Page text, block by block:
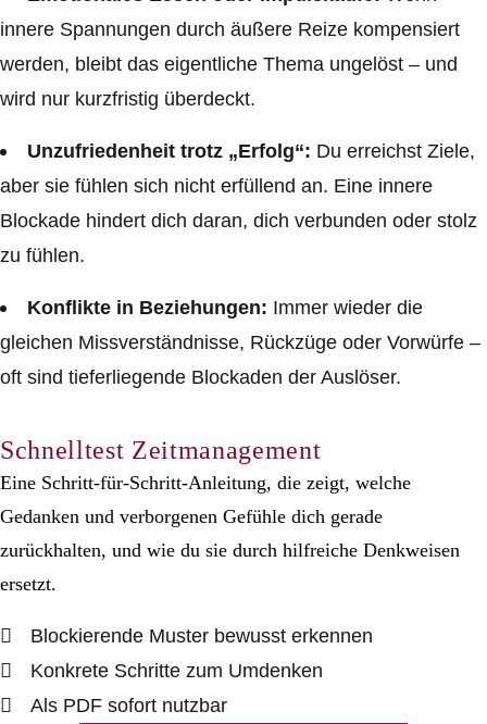
innere Spannungen durch äußere Reize kompensiert
werden, bleibt das eigentliche Thema ungelöst – und
wird nur kurzfristig überdeckt.
Unzufriedenheit trotz „Erfolg“: Du erreichst Ziele,
aber sie fühlen sich nicht erfüllend an. Eine innere
Blockade hindert dich daran, dich verbunden oder stolz
zu fühlen.
Konflikte in Beziehungen: Immer wieder die
gleichen Missverständnisse, Rückzüge oder Vorwürfe –
oft sind tieferliegende Blockaden der Auslöser.
Schnelltest Zeitmanagement
Eine Schritt-für-Schritt-Anleitung, die zeigt, welche
Gedanken und verborgenen Gefühle dich gerade
zurückhalten, und wie du sie durch hilfreiche Denkweisen
ersetzt.
Blockierende Muster bewusst erkennen
Konkrete Schritte zum Umdenken
Als PDF sofort nutzbar